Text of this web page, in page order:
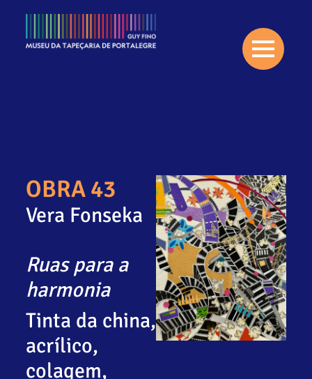
OBRA 43
Vera Fonseka
Ruas para a
harmonia
Tinta da china,
acrílico,
colagem,